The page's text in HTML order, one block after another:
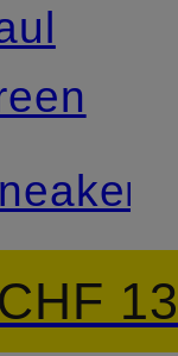
CHF